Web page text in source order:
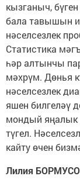
кызганыч,
бала тавышын
нәселсезлек
Статистика
һәр алтынчы
мәхрүм. Дөнья
нәселсезлек
яшен билгеләү
мондый яңалык
түгел.
кайту өчен
Лилия